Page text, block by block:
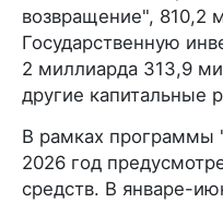
возвращение", 810,2
Государственную
2 миллиарда 313,9
другие капитальные
В рамках программы
2026 год
средств. В январе-